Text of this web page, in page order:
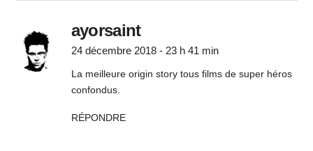
ayorsaint
24 décembre 2018 - 23 h 41 min
La meilleure origin story tous films de super héros
confondus.
RÉPONDRE